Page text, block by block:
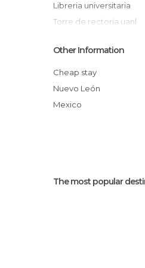
Libreria universitaria
Torre de rectoria uanl
Alere flammam veritatis
Universitarios ilustres
Chac mool uanl
Monumento a la
Other Information
Cheap stay
Nuevo León
Mexico
The most popular